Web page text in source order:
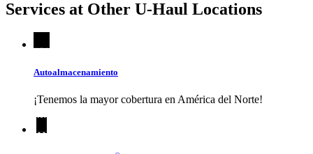
Services at Other U-Haul Locations
Autoalmacenamiento
¡Tenemos la mayor cobertura en América del Norte!